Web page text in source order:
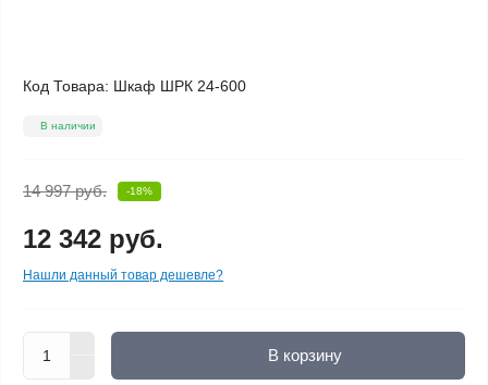
Код Товара: Шкаф ШРК 24-600
В наличии
14 997 руб. -18%
12 342 руб.
Нашли данный товар дешевле?
В корзину